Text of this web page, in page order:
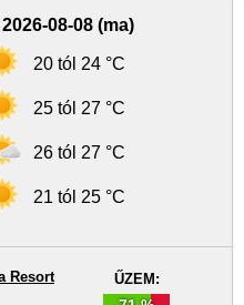
08-08 (ma)
20 tól 24 °C
25 tól 27 °C
26 tól 27 °C
21 tól 25 °C
ŰZEM:
Resort